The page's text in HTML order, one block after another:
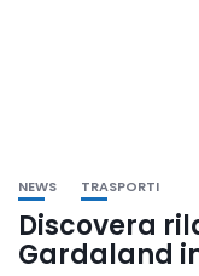
NEWS TRASPORTI
Discovera
Gardaland